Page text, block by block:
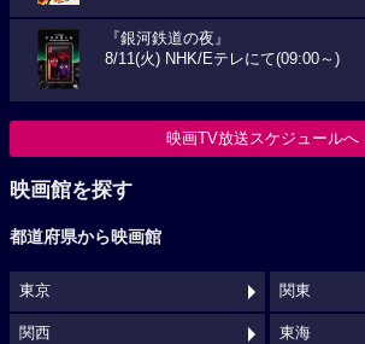
『銀河鉄道の夜』
8/11(火) NHK/Eテレにて(09:00～)
映画TV放送スケジュールへ
映画館を探す
都道府県から映画館
東京 関東
関西 東海